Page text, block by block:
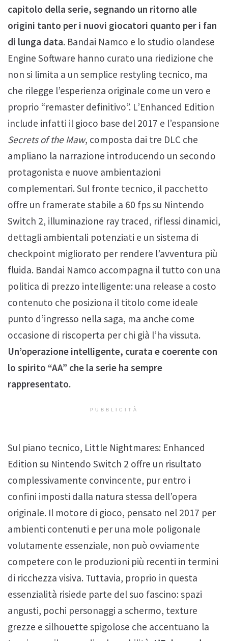
capitolo della serie, segnando un ritorno alle
origini tanto per i nuovi giocatori quanto per i fan
di lunga data. Bandai Namco e lo studio olandese
Engine Software hanno curato una riedizione che
non si limita a un semplice restyling tecnico, ma
che rilegge l’esperienza originale come un vero e
proprio “remaster definitivo”. L’Enhanced Edition
include infatti il gioco base del 2017 e l’espansione
Secrets of the Maw, composta dai tre DLC che
ampliano la narrazione introducendo un secondo
protagonista e nuove ambientazioni
complementari. Sul fronte tecnico, il pacchetto
offre un framerate stabile a 60 fps su Nintendo
Switch 2, illuminazione ray traced, riflessi dinamici,
dettagli ambientali potenziati e un sistema di
checkpoint migliorato per rendere l’avventura più
fluida. Bandai Namco accompagna il tutto con una
politica di prezzo intelligente: una release a costo
contenuto che posiziona il titolo come ideale
punto d’ingresso nella saga, ma anche come
occasione di riscoperta per chi già l’ha vissuta.
Un’operazione intelligente, curata e coerente con
lo spirito “AA” che la serie ha sempre
rappresentato.
PUBBLICITÀ
Sul piano tecnico, Little Nightmares: Enhanced
Edition su Nintendo Switch 2 offre un risultato
complessivamente convincente, pur entro i
confini imposti dalla natura stessa dell’opera
originale. Il motore di gioco, pensato nel 2017 per
ambienti contenuti e per una mole poligonale
volutamente essenziale, non può ovviamente
competere con le produzioni più recenti in termini
di ricchezza visiva. Tuttavia, proprio in questa
essenzialità risiede parte del suo fascino: spazi
angusti, pochi personaggi a schermo, texture
grezze e silhouette spigolose che accentuano la